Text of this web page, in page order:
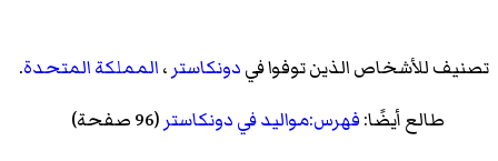
تصنيف للأشخاص الذين توفوا فيدونكاستر ،المملكة المتحدة.
طالع أيضًا:فهرس:مواليد في دونكاستر (96 صفحة)